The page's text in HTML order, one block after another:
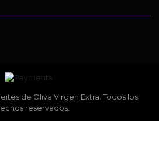
de Oliva Virgen Extra. Todos los
reservados.